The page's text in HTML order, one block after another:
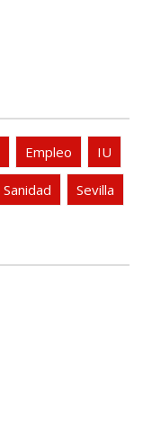
Empleo IU
Sanidad Sevilla